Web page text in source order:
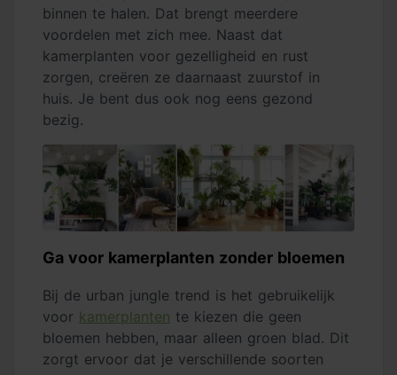
binnen te halen. Dat brengt meerdere
voordelen met zich mee. Naast dat
kamerplanten voor gezelligheid en rust
zorgen, creëren ze daarnaast zuurstof in
huis. Je bent dus ook nog eens gezond
bezig.
Ga voor kamerplanten zonder bloemen
Bij de urban jungle trend is het gebruikelijk
voor kamerplanten te kiezen die geen
bloemen hebben, maar alleen groen blad. Dit
zorgt ervoor dat je verschillende soorten